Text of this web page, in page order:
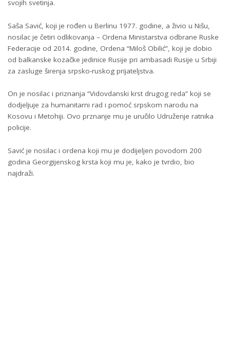
svojih svetinja.
Saša Savić, koji je rođen u Berlinu 1977. godine, a živio u Nišu,
nosilac je četiri odlikovanja – Ordena Ministarstva odbrane Ruske
Federacije od 2014. godine, Ordena “Miloš Obilić”, koji je dobio
od balkanske kozačke jedinice Rusije pri ambasadi Rusije u Srbiji
za zasluge širenja srpsko-ruskog prijateljstva.
On je nosilac i priznanja “Vidovdanski krst drugog reda” koji se
dodjeljuje za humanitarni rad i pomoć srpskom narodu na
Kosovu i Metohiji. Ovo prznanje mu je uručilo Udruženje ratnika
policije.
Savić je nosilac i ordena koji mu je dodijeljen povodom 200
godina Georgijenskog krsta koji mu je, kako je tvrdio, bio
najdraži.